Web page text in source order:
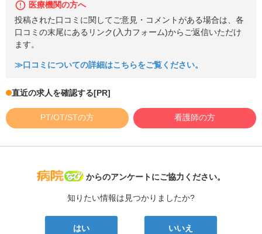
医療機関の方へ
投稿された口コミに関してご意見・コメントがある場合は、各
口コミの末尾にあるリンク(入力フォーム)からご返信いただけ
ます。
≫口コミについての詳細はこちらをご覧ください。
直近の求人を確認する[PR]
PT/OT/STの方 看護師の方
病院なび
からのアンケートにご協力ください。
知りたい情報は見つかりましたか?
はい いいえ